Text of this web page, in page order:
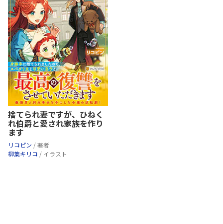
捨てられ妻ですが、ひねく
れ伯爵と愛され家族を作り
ます
リコピン / 著者
柳葉キリコ / イラスト